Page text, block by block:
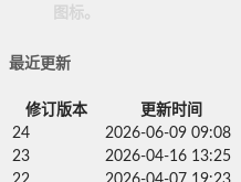
图标。
最近更新
修订版本 更新时间
24
2026-06-09 09:08
23 2026-04-16 13:25